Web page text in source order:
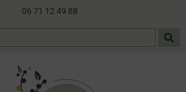
06 71 12 49 88